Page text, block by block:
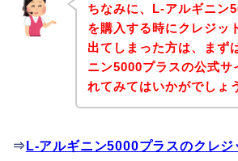
ちなみに、L-アルギニン
を購入する時にクレジッ
出てしまった方は、まず
ニン5000プラスの公式サ
れてみてはいかがでしょ
⇒ L-アルギニン5000プラスのクレ